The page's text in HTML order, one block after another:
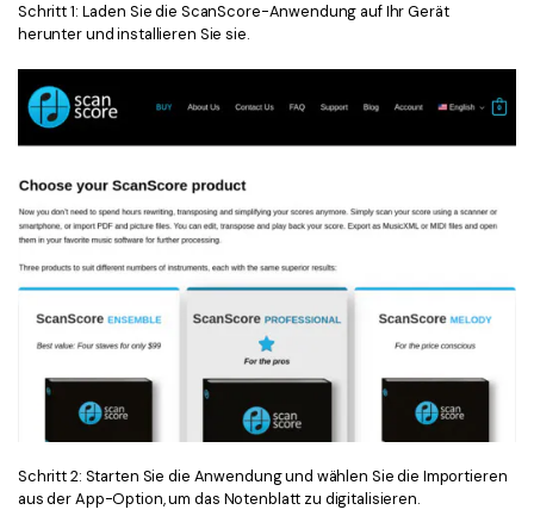
Schritt 1: Laden Sie die ScanScore-Anwendung auf Ihr Gerät
herunter und installieren Sie sie.
Schritt 2: Starten Sie die Anwendung und wählen Sie die Importieren
aus der App-Option, um das Notenblatt zu digitalisieren.